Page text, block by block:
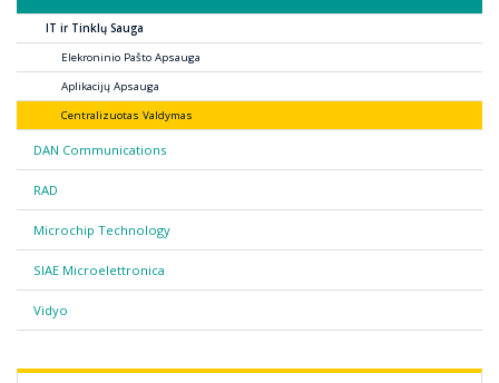
IT ir Tinklų Sauga
Elekroninio Pašto Apsauga
Aplikacijų Apsauga
Centralizuotas Valdymas
DAN Communications
RAD
Microchip Technology
SIAE Microelettronica
Vidyo